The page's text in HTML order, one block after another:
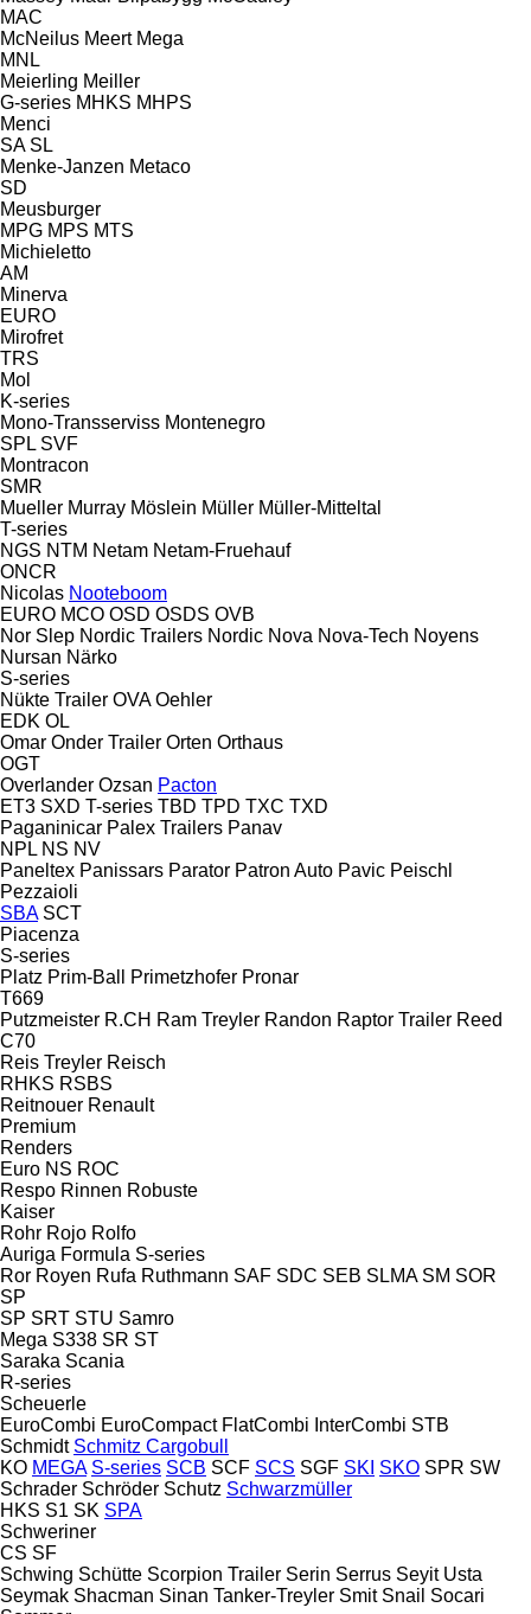
MAC
McNeilus Meert Mega
MNL
Meierling Meiller
G-series MHKS MHPS
Menci
SA SL
Menke-Janzen Metaco
SD
Meusburger
MPG MPS MTS
Michieletto
AM
Minerva
EURO
Mirofret
TRS
Mol
K-series
Mono-Transserviss Montenegro
SPL SVF
Montracon
SMR
Mueller Murray Möslein Müller Müller-Mitteltal
T-series
NGS NTM Netam Netam-Fruehauf
ONCR
Nicolas Nooteboom
EURO MCO OSD OSDS OVB
Nor Slep Nordic Trailers Nordic Nova Nova-Tech Noyens
Nursan Närko
S-series
Nükte Trailer OVA Oehler
EDK OL
Omar Onder Trailer Orten Orthaus
OGT
Overlander Ozsan Pacton
ET3 SXD T-series TBD TPD TXC TXD
Paganinicar Palex Trailers Panav
NPL NS NV
Paneltex Panissars Parator Patron Auto Pavic Peischl
Pezzaioli
SBA SCT
Piacenza
S-series
Platz Prim-Ball Primetzhofer Pronar
T669
Putzmeister R.CH Ram Treyler Randon Raptor Trailer Reed
C70
Reis Treyler Reisch
RHKS RSBS
Reitnouer Renault
Premium
Renders
Euro NS ROC
Respo Rinnen Robuste
Kaiser
Rohr Rojo Rolfo
Auriga Formula S-series
Ror Royen Rufa Ruthmann SAF SDC SEB SLMA SM SOR
SP
SP SRT STU Samro
Mega S338 SR ST
Saraka Scania
R-series
Scheuerle
EuroCombi EuroCompact FlatCombi InterCombi STB
Schmidt Schmitz Cargobull
KO MEGA S-series SCB SCF SCS SGF SKI SKO SPR SW
Schrader Schröder Schutz Schwarzmüller
HKS S1 SK SPA
Schweriner
CS SF
Schwing Schütte Scorpion Trailer Serin Serrus Seyit Usta
Seymak Shacman Sinan Tanker-Treyler Smit Snail Socari